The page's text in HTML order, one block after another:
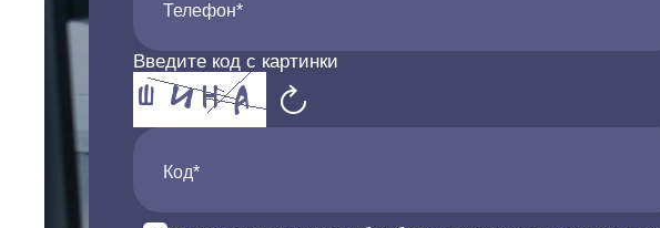
Телефон*
Введите код с картинки
Код*